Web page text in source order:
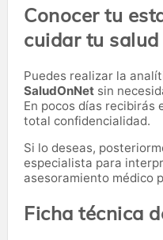
Conocer tu
cuidar tu salud
Puedes realizar la
SaludOnNet sin
En pocos días recibirás
total confidencialidad.
Si lo deseas,
especialista para
asesoramiento médico
Ficha técnica